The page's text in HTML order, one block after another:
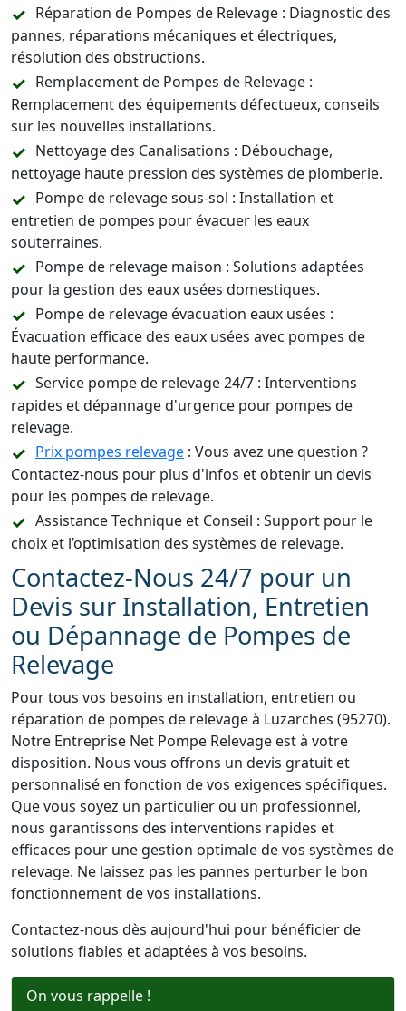
Réparation de Pompes de Relevage : Diagnostic des
pannes, réparations mécaniques et électriques,
résolution des obstructions.
Remplacement de Pompes de Relevage :
Remplacement des équipements défectueux, conseils
sur les nouvelles installations.
Nettoyage des Canalisations : Débouchage,
nettoyage haute pression des systèmes de plomberie.
Pompe de relevage sous-sol : Installation et
entretien de pompes pour évacuer les eaux
souterraines.
Pompe de relevage maison : Solutions adaptées
pour la gestion des eaux usées domestiques.
Pompe de relevage évacuation eaux usées :
Évacuation efficace des eaux usées avec pompes de
haute performance.
Service pompe de relevage 24/7 : Interventions
rapides et dépannage d'urgence pour pompes de
relevage.
Prix pompes relevage : Vous avez une question ?
Contactez-nous pour plus d'infos et obtenir un devis
pour les pompes de relevage.
Assistance Technique et Conseil : Support pour le
choix et l’optimisation des systèmes de relevage.
Contactez-Nous 24/7 pour un
Devis sur Installation, Entretien
ou Dépannage de Pompes de
Relevage
Pour tous vos besoins en installation, entretien ou
réparation de pompes de relevage à Luzarches (95270).
Notre Entreprise Net Pompe Relevage est à votre
disposition. Nous vous offrons un devis gratuit et
personnalisé en fonction de vos exigences spécifiques.
Que vous soyez un particulier ou un professionnel,
nous garantissons des interventions rapides et
efficaces pour une gestion optimale de vos systèmes de
relevage. Ne laissez pas les pannes perturber le bon
fonctionnement de vos installations.
Contactez-nous dès aujourd'hui pour bénéficier de
solutions fiables et adaptées à vos besoins.
On vous rappelle !